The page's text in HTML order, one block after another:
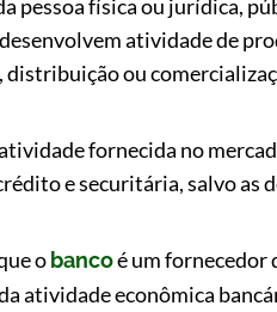
pessoa física ou jurídica,
atividade de
ou
fornecida no
e securitária, salvo
obancoé um fornecedor
atividade econômica